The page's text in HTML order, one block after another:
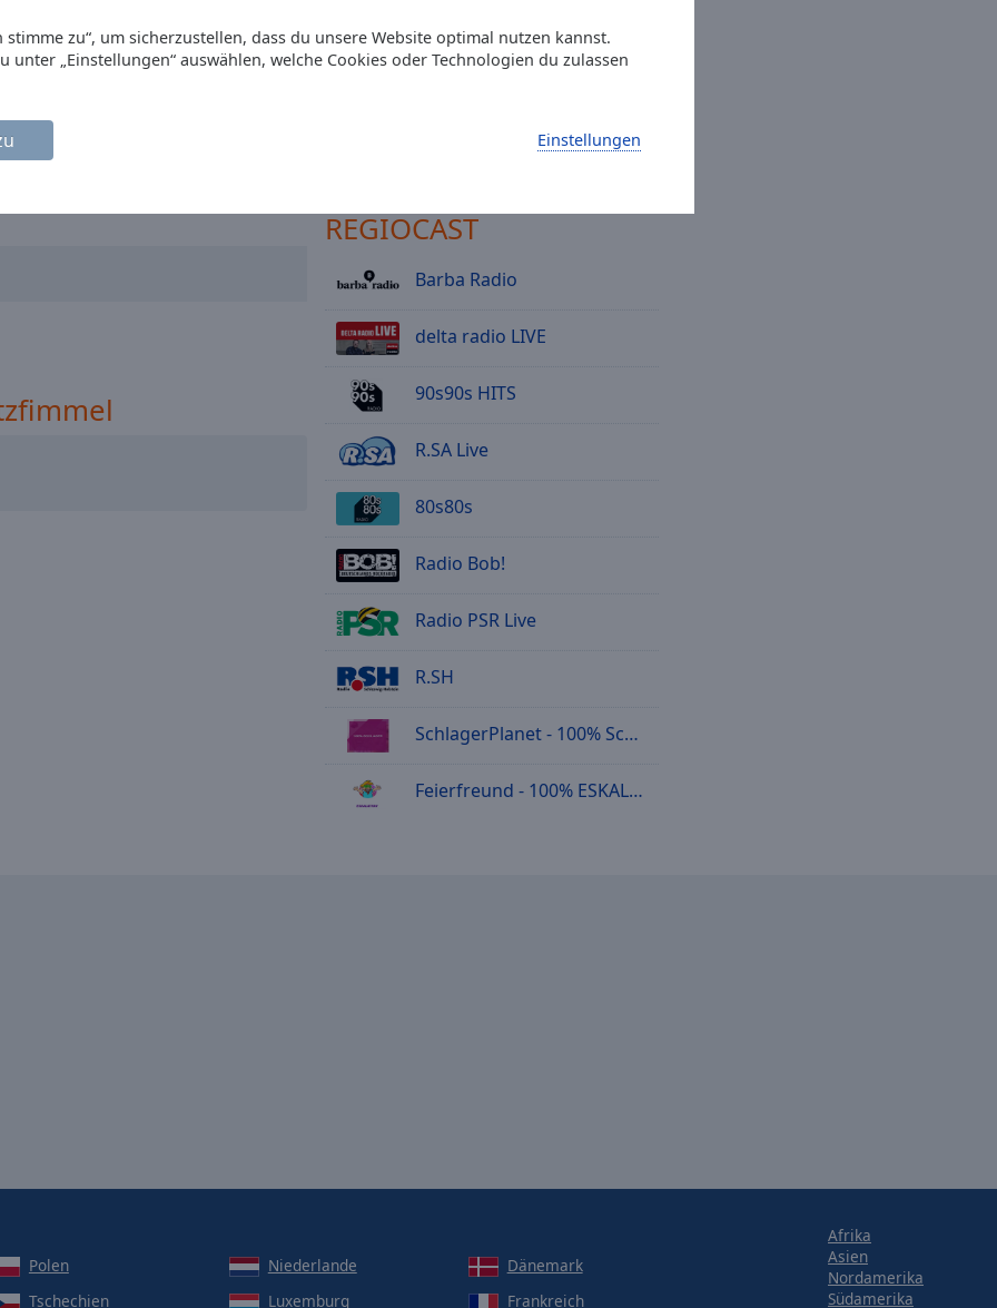
stimme zu“, um sicherzustellen, dass du unsere Website optimal nutzen kannst.
unter „Einstellungen“ auswählen, welche Cookies oder Technologien du zulassen
Einstellungen
App und hören Sie Ihr Lieblingsradio
online an, wo Sie immer wollen.
andere Optionen
REGIOCAST
Barba Radio
delta radio LIVE
90s90s HITS
R.SA Live
80s80s
Radio Bob!
Radio PSR Live
R.SH
SchlagerPlanet - 100% Schlager
Feierfreund - 100% ESKALATION
Polen Niederlande
Dänemark
Tschechien Luxemburg Frankreich
Afrika
Asien
Nordamerika
Südamerika